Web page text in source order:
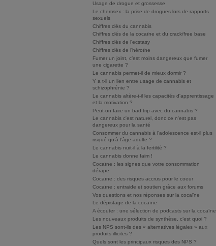
Usage de drogue et grossesse
Le chemsex : la prise de drogues lors de rapports
sexuels
Chiffres clés du cannabis
Chiffres clés de la cocaïne et du crack/free base
Chiffres clés de l'ecstasy
Chiffres clés de l'héroïne
Fumer un joint, c’est moins dangereux que fumer
une cigarette ?
Le cannabis permet-il de mieux dormir ?
Y a t-il un lien entre usage de cannabis et
schizophrénie ?
Le cannabis altère-t-il les capacités d'apprentissage
et la motivation ?
Peut-on faire un bad trip avec du cannabis ?
Le cannabis c'est naturel, donc ce n'est pas
dangereux pour la santé
Consommer du cannabis à l’adolescence est-il plus
risqué qu’à l’âge adulte ?
Le cannabis nuit-il à la fertilité ?
Le cannabis donne faim !
Cocaïne : les signes que votre consommation
dérape
Cocaïne : des risques accrus pour le coeur
Cocaïne : entraide et soutien grâce aux forums
Vos questions et nos réponses sur la cocaïne
Le dépistage de la cocaïne
A écouter : une sélection de podcasts sur la cocaïne
Les nouveaux produits de synthèse, c’est quoi ?
Les NPS sont-ils des « alternatives légales » aux
produits illicites ?
Quels sont les principaux risques des NPS ?